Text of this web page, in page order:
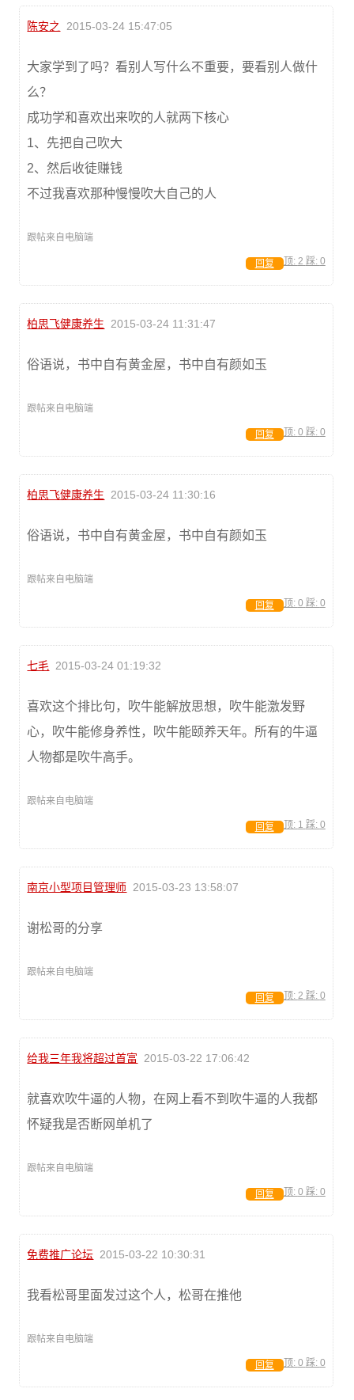
陈安之 2015-03-24 15:47:05
大家学到了吗？看别人写什么不重要，要看别人做什
么？
成功学和喜欢出来吹的人就两下核心
1、先把自己吹大
2、然后收徒赚钱
不过我喜欢那种慢慢吹大自己的人
跟帖来自电脑端
顶: 2 踩: 0
回复
柏思飞健康养生 2015-03-24 11:31:47
俗语说，书中自有黄金屋，书中自有颜如玉
跟帖来自电脑端
顶: 0 踩: 0
回复
柏思飞健康养生 2015-03-24 11:30:16
俗语说，书中自有黄金屋，书中自有颜如玉
跟帖来自电脑端
顶: 0 踩: 0
回复
七毛 2015-03-24 01:19:32
喜欢这个排比句，吹牛能解放思想，吹牛能激发野
心，吹牛能修身养性，吹牛能颐养天年。所有的牛逼
人物都是吹牛高手。
跟帖来自电脑端
顶: 1 踩: 0
回复
南京小型项目管理师 2015-03-23 13:58:07
谢松哥的分享
跟帖来自电脑端
顶: 2 踩: 0
回复
给我三年我将超过首富 2015-03-22 17:06:42
就喜欢吹牛逼的人物，在网上看不到吹牛逼的人我都
怀疑我是否断网单机了
跟帖来自电脑端
顶: 0 踩: 0
回复
免费推广论坛 2015-03-22 10:30:31
我看松哥里面发过这个人，松哥在推他
跟帖来自电脑端
顶: 0 踩: 0
回复